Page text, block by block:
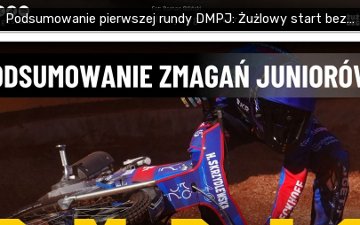
Podsumowanie pierwszej rundy DMPJ: Żużlowy start bez…